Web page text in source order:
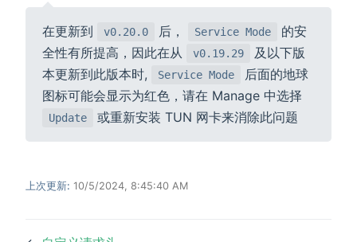
在更新到 v0.20.0 后， Service Mode
的安
全性有所提高，因此在从
v0.19.29
及以下版
本更新到此版本时,
Service Mode
后面的地球
图标可能会显示为红色，请在 Manage 中选择
Update 或重新安装 TUN 网卡来消除此问题
上次更新: 10/5/2024, 8:45:40 AM